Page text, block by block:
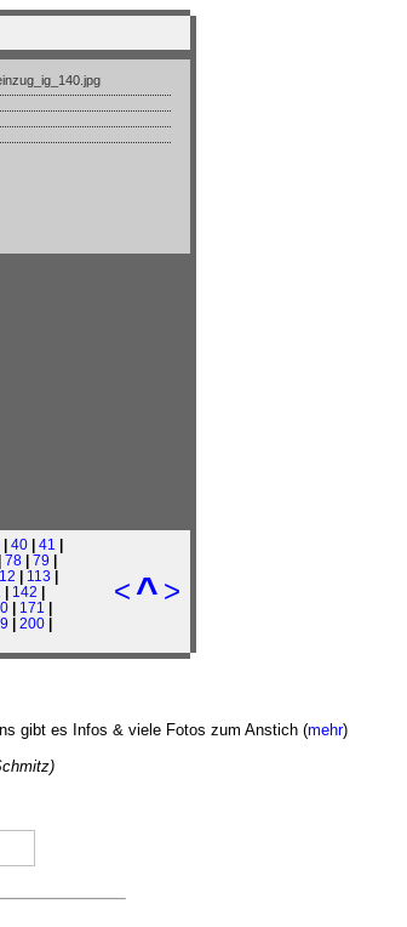
| 40 | 41 |
| 78 | 79 |
| 113 |
| 142 |
| 171 |
| 200 |
<^ >
gibt es Infos & viele Fotos zum Anstich (mehr)